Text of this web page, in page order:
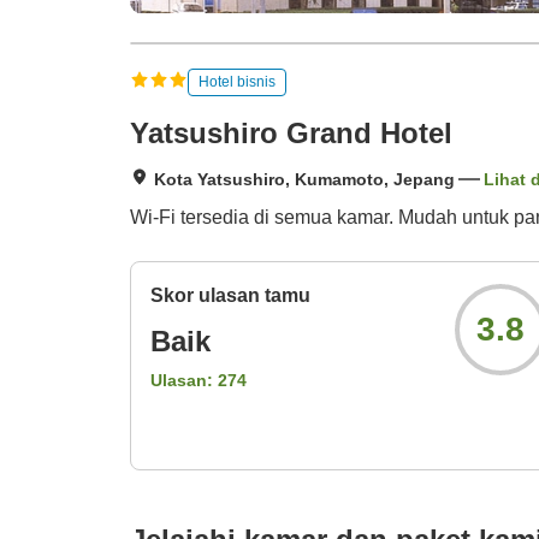
Hotel bisnis
Yatsushiro Grand Hotel
Kota Yatsushiro, Kumamoto, Jepang Lihat
Wi-Fi tersedia di semua kamar. Mudah untuk
Skor ulasan tamu
Baik
Ulasan: 274
3.8